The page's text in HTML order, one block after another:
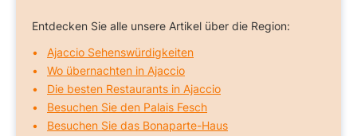
Entdecken Sie alle unsere Artikel über die Region:
Ajaccio Sehenswürdigkeiten
Wo übernachten in Ajaccio
Die besten Restaurants in Ajaccio
Besuchen Sie den Palais Fesch
Besuchen Sie das Bonaparte-Haus